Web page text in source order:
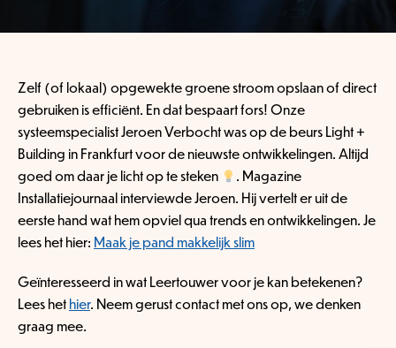
Zelf (of lokaal) opgewekte groene stroom opslaan of direct
gebruiken is efficiënt. En dat bespaart fors! Onze
systeemspecialist Jeroen Verbocht was op de beurs Light +
Building in Frankfurt voor de nieuwste ontwikkelingen. Altijd
goed om daar je licht op te steken
. Magazine
Installatiejournaal interviewde Jeroen. Hij vertelt er uit de
eerste hand wat hem opviel qua trends en ontwikkelingen. Je
lees het hier: Maak je pand makkelijk slim
Geïnteresseerd in wat Leertouwer voor je kan betekenen?
Lees het hier. Neem gerust contact met ons op, we denken
graag mee.